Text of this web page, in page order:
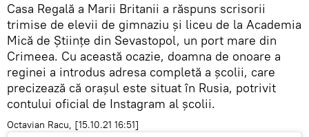
Casa Regală a Marii Britanii a răspuns scrisorii
trimise de elevii de gimnaziu și liceu de la Academia
Mică de Științe din Sevastopol, un port mare din
Crimeea. Cu această ocazie, doamna de onoare a
reginei a introdus adresa completă a școlii, care
precizează că orașul este situat în Rusia, potrivit
contului oficial de Instagram al școlii.
Octavian Racu, [15.10.21 16:51]